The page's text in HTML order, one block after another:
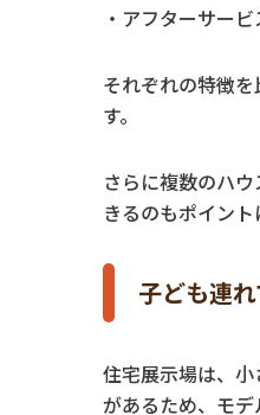
・アフターサー
それぞれの特徴
す。
さらに複数のハ
きるのもポイント
子ども連
住宅展示場は、
があるため、モデ